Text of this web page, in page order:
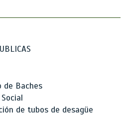
de Baches
de tubos de desagüe